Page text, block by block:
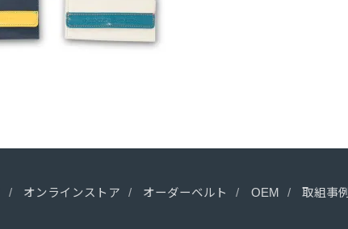
オンラインストア オーダーベルト OEM 取組事例